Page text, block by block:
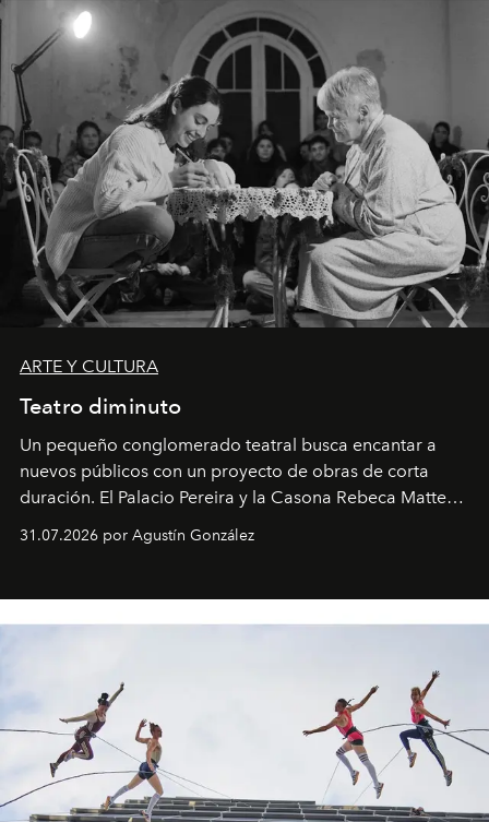
ARTE Y CULTURA
Teatro diminuto
Un pequeño conglomerado teatral busca encantar a
nuevos públicos con un proyecto de obras de corta
duración. El Palacio Pereira y la Casona Rebeca Matte
son algunos de los lugares que han albergado estas
miniobras. Sus puestas en escena son limpias; ponen el
31.07.2026 por Agustín González